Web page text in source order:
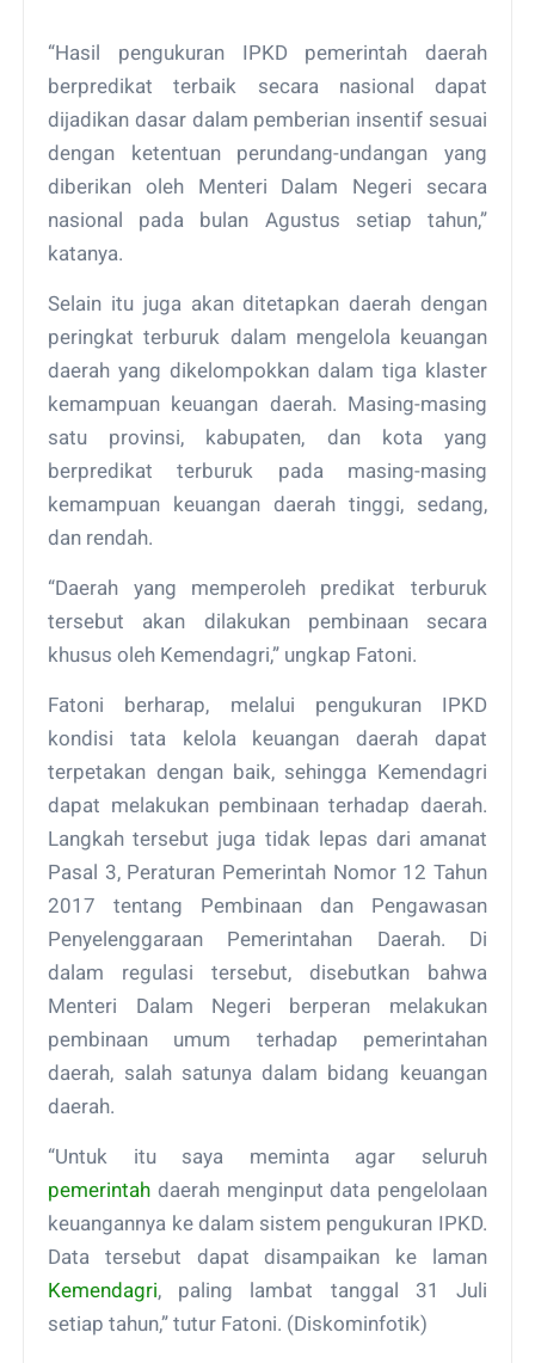
“Hasil pengukuran IPKD pemerintah daerah
berpredikat terbaik secara nasional dapat
dijadikan dasar dalam pemberian insentif sesuai
dengan ketentuan perundang-undangan yang
diberikan oleh Menteri Dalam Negeri secara
nasional pada bulan Agustus setiap tahun,”
katanya.
Selain itu juga akan ditetapkan daerah dengan
peringkat terburuk dalam mengelola keuangan
daerah yang dikelompokkan dalam tiga klaster
kemampuan keuangan daerah. Masing-masing
satu provinsi, kabupaten, dan kota yang
berpredikat terburuk pada masing-masing
kemampuan keuangan daerah tinggi, sedang,
dan rendah.
“Daerah yang memperoleh predikat terburuk
tersebut akan dilakukan pembinaan secara
khusus oleh Kemendagri,” ungkap Fatoni.
Fatoni berharap, melalui pengukuran IPKD
kondisi tata kelola keuangan daerah dapat
terpetakan dengan baik, sehingga Kemendagri
dapat melakukan pembinaan terhadap daerah.
Langkah tersebut juga tidak lepas dari amanat
Pasal 3, Peraturan Pemerintah Nomor 12 Tahun
2017 tentang Pembinaan dan Pengawasan
Penyelenggaraan Pemerintahan Daerah. Di
dalam regulasi tersebut, disebutkan bahwa
Menteri Dalam Negeri berperan melakukan
pembinaan umum terhadap pemerintahan
daerah, salah satunya dalam bidang keuangan
daerah.
“Untuk itu saya meminta agar seluruh
pemerintah daerah menginput data pengelolaan
keuangannya ke dalam sistem pengukuran IPKD.
Data tersebut dapat disampaikan ke laman
Kemendagri, paling lambat tanggal 31 Juli
setiap tahun,” tutur Fatoni. (Diskominfotik)